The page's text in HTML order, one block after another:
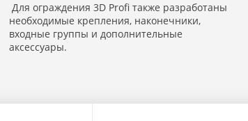
Для ограждения 3D Profi также разработаны
необходимые крепления, наконечники,
входные группы и дополнительные
аксессуары.